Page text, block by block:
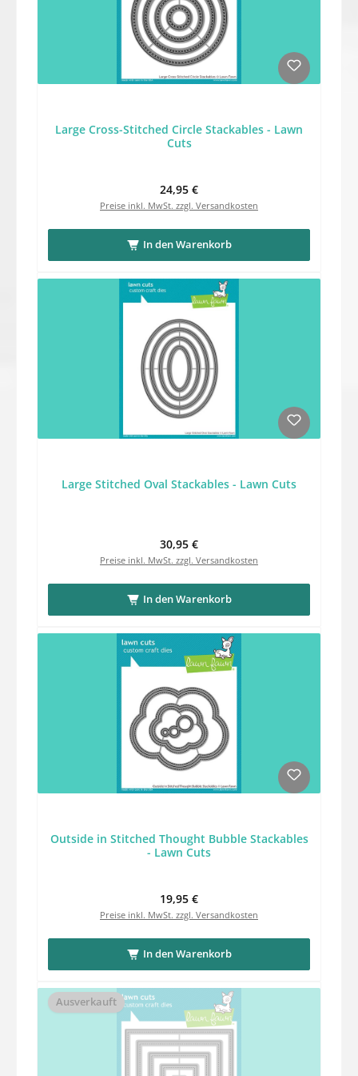
Large Cross-Stitched Circle Stackables - Lawn
Cuts
Regulärer Preis:
24,95 €
Preise inkl. MwSt. zzgl. Versandkosten
In den Warenkorb
Large Stitched Oval Stackables - Lawn Cuts
Regulärer Preis:
30,95 €
Preise inkl. MwSt. zzgl. Versandkosten
In den Warenkorb
Outside in Stitched Thought Bubble Stackables
- Lawn Cuts
Regulärer Preis:
19,95 €
Preise inkl. MwSt. zzgl. Versandkosten
In den Warenkorb
Ausverkauft